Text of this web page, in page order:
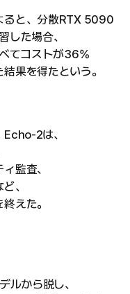
ると、分散RTX 5090
た場合、
てコストが36%
果を得たという。
2は、
監査、
、
えた。
ルから脱し、